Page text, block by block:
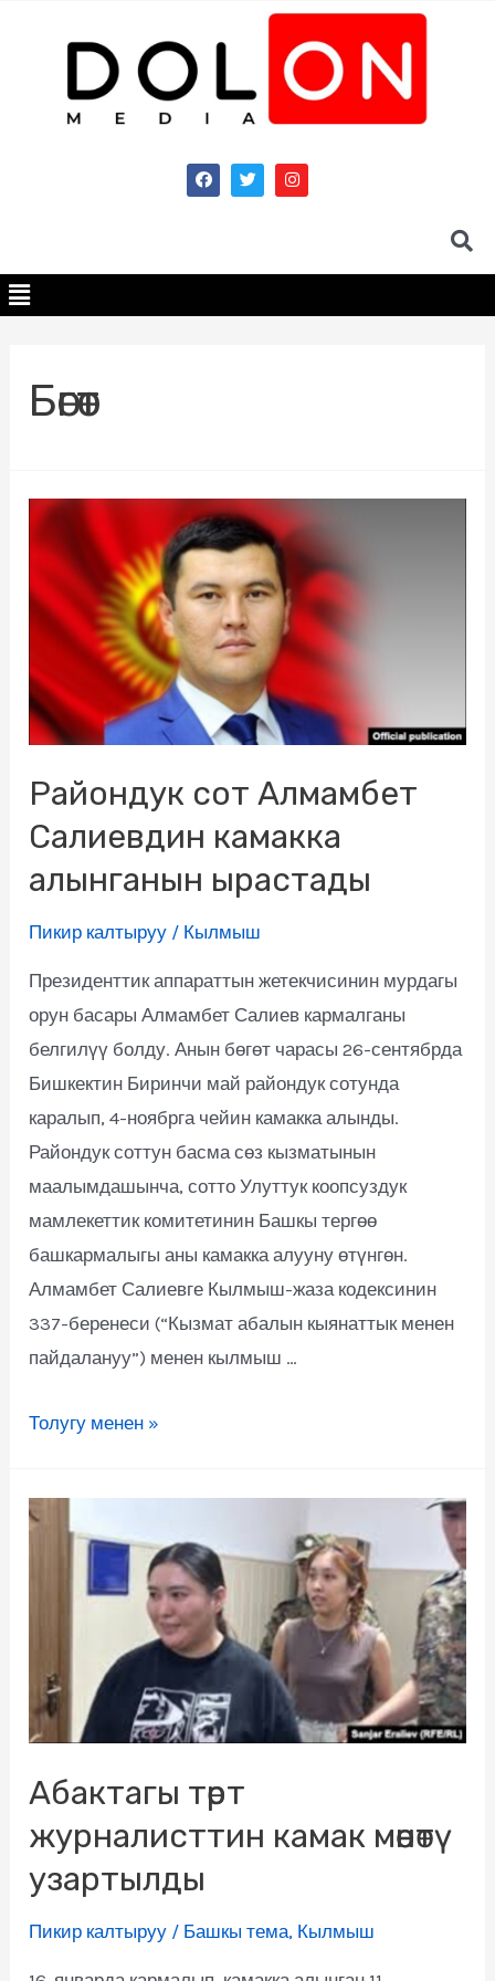
Бөгөт
Райондук сот Алмамбет
Салиевдин камакка
алынганын ырастады
Пикир калтыруу / Кылмыш
Президенттик аппараттын жетекчисинин мурдагы
орун басары Алмамбет Салиев кармалганы
белгилүү болду. Анын бөгөт чарасы 26-сентябрда
Бишкектин Биринчи май райондук сотунда
каралып, 4-ноябрга чейин камакка алынды.
Райондук соттун басма сөз кызматынын
маалымдашынча, сотто Улуттук коопсуздук
мамлекеттик комитетинин Башкы тергөө
башкармалыгы аны камакка алууну өтүнгөн.
Алмамбет Салиевге Кылмыш-жаза кодексинин
337-беренеси (“Кызмат абалын кыянаттык менен
пайдалануу”) менен кылмыш …
Толугу менен »
Абактагы төрт
журналисттин камак мөөнөтү
узартылды
Пикир калтыруу / Башкы тема, Кылмыш